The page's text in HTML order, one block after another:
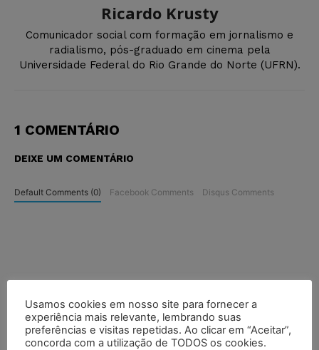
Ricardo Krusty
Comunicador social com formação em jornalismo e
radialismo, pós-graduado em cinema pela
Universidade Federal do Rio Grande do Norte (UFRN).
1 COMENTÁRIO
DEIXE UM COMENTÁRIO
Default Comments (0) Facebook Comments Disqus Comments
Usamos cookies em nosso site para fornecer a
experiência mais relevante, lembrando suas
preferências e visitas repetidas. Ao clicar em “Aceitar”,
concorda com a utilização de TODOS os cookies.